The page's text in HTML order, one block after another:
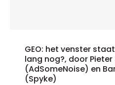
GEO: het venster
lang nog?, door
(AdSomeNoise) en
(Spyke)